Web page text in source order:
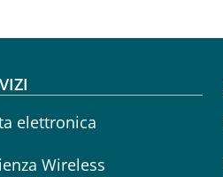
elettronica
Wireless